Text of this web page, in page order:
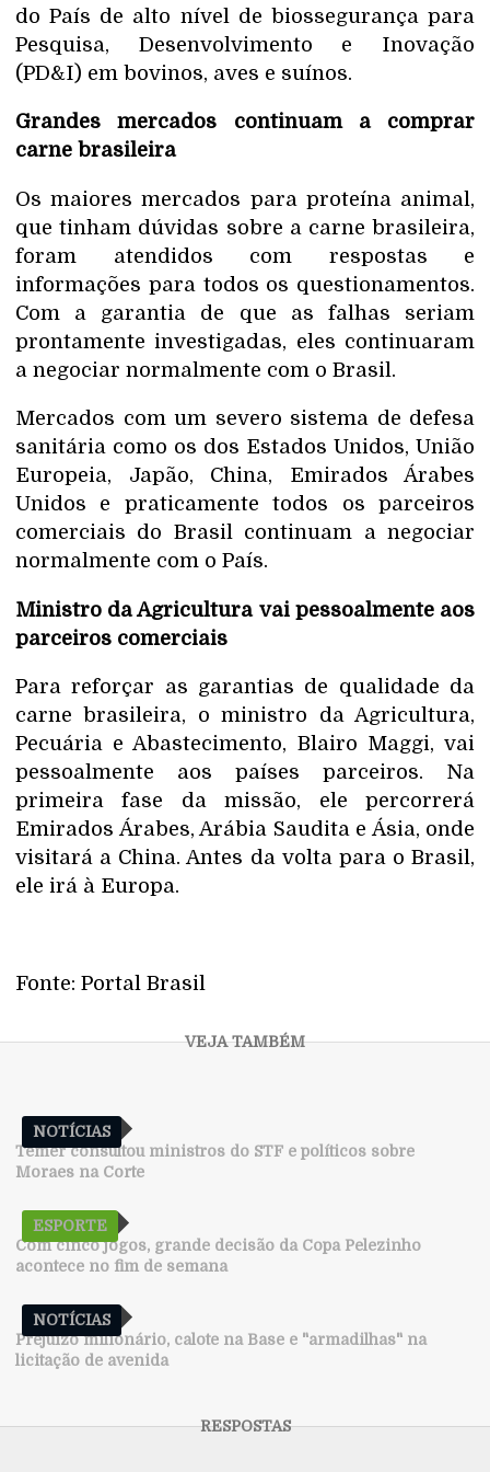
do País de alto nível de biossegurança para
Pesquisa, Desenvolvimento e Inovação
(PD&I) em bovinos, aves e suínos.
Grandes mercados continuam a comprar
carne brasileira
Os maiores mercados para proteína animal,
que tinham dúvidas sobre a carne brasileira,
foram atendidos com respostas e
informações para todos os questionamentos.
Com a garantia de que as falhas seriam
prontamente investigadas, eles continuaram
a negociar normalmente com o Brasil.
Mercados com um severo sistema de defesa
sanitária como os dos Estados Unidos, União
Europeia, Japão, China, Emirados Árabes
Unidos e praticamente todos os parceiros
comerciais do Brasil continuam a negociar
normalmente com o País.
Ministro da Agricultura vai pessoalmente aos
parceiros comerciais
Para reforçar as garantias de qualidade da
carne brasileira, o ministro da Agricultura,
Pecuária e Abastecimento, Blairo Maggi, vai
pessoalmente aos países parceiros. Na
primeira fase da missão, ele percorrerá
Emirados Árabes, Arábia Saudita e Ásia, onde
visitará a China. Antes da volta para o Brasil,
ele irá à Europa.
Fonte: Portal Brasil
NOTÍCIAS
Temer consultou ministros do STF e políticos sobre
Moraes na Corte
ESPORTE
Com cinco jogos, grande decisão da Copa Pelezinho
acontece no fim de semana
NOTÍCIAS
Prejuízo milionário, calote na Base e "armadilhas" na
licitação de avenida